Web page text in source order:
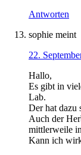
Antworten
sophie meint
22.
Hallo,
Es gibt in
Lab.
Der hat dazu
Auch der
mittlerweile
Kann ich